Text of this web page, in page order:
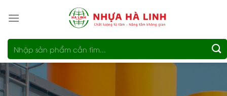
qua
dungTìm
kiếm: